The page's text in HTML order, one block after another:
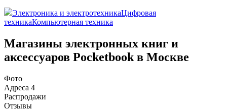
Электроника и электротехникаЦифровая
техникаКомпьютерная техника
Магазины электронных книг и
аксессуаров Pocketbook в Москве
Фото
Адреса 4
Распродажи
Отзывы